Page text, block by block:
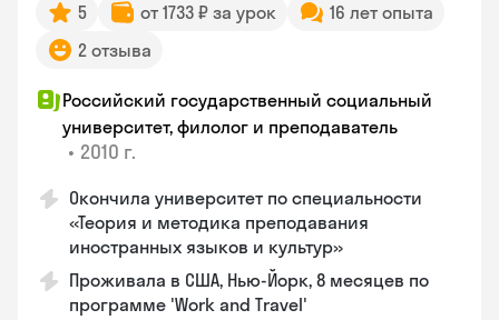
5 от 1733 ₽ за урок
16 лет опыта
2 отзыва
Российский государственный социальный
университет, филолог и преподаватель
• 2010 г.
Окончила университет по специальности
«Теория и методика преподавания
иностранных языков и культур»
Проживала в США, Нью-Йорк, 8 месяцев по
программе 'Work and Travel'